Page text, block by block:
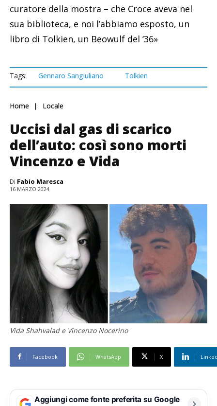
curatore della mostra – che Croce aveva nel
sua biblioteca, e noi l’abbiamo esposto, un
libro di Tolkien, un Beowulf del ‘36»
Tags: Gennaro Sangiuliano Tolkien
Home Locale
Uccisi dal gas di scarico
dell’auto: così sono morti
Vincenzo e Vida
Di Fabio Maresca
16 MARZO 2024
Vida Shahvalad e Vincenzo Nocerino
Facebook WhatsApp X
Aggiungi come fonte preferita su Google